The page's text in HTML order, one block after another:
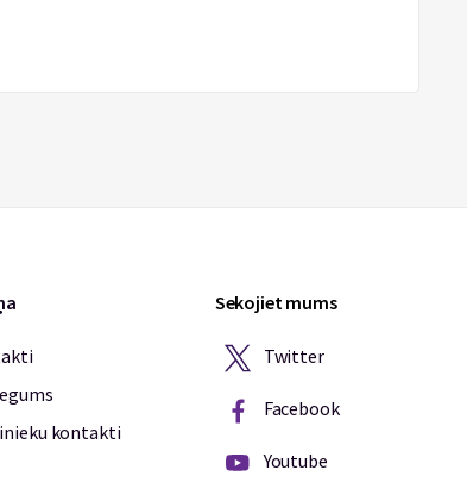
kontakti
Sekojiet mums
Twitter
Facebook
Youtube